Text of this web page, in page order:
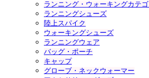
ランニング・ウォーキングカテ
ランニングシューズ
陸上スパイク
ウォーキングシューズ
ランニングウェア
バッグ・ポーチ
キャップ
グローブ・ネックウォーマー